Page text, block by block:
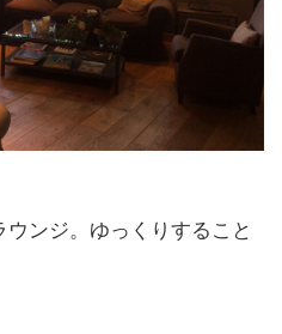
ンジ。ゆっくりすること